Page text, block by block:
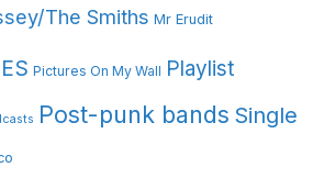
The Smiths Mr Erudit
Pictures On My Wall Playlist
Post-punk bands Single